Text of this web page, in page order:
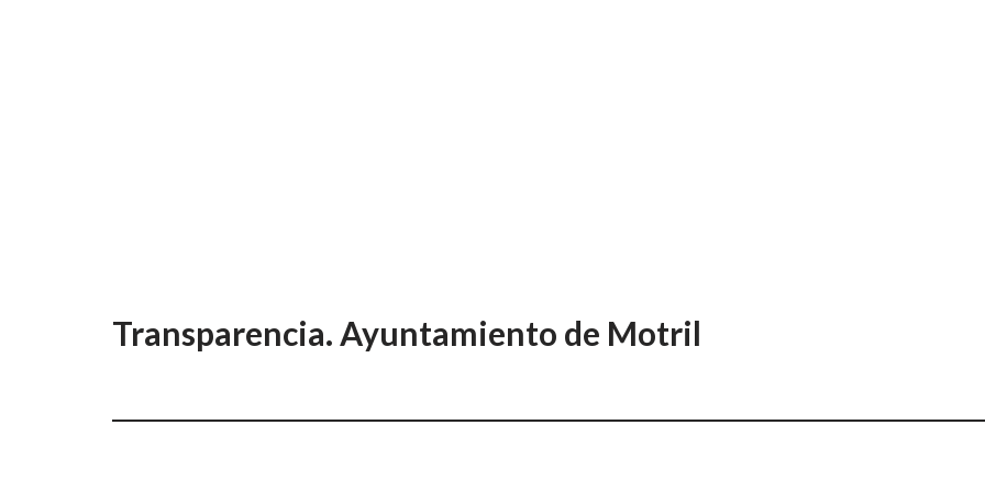
Transparencia. Ayuntamiento de Motril